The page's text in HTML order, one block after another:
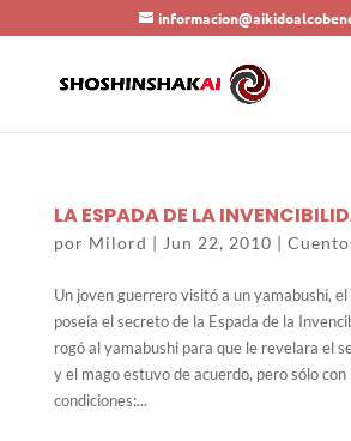
LA ESPADA DE LA
por Milord | Jun 22, 2010 |
Un joven guerrero visitó a un yamabushi,
poseía el secreto de la Espada de la
rogó al yamabushi para que le revelara el
y el mago estuvo de acuerdo, pero sólo con
condiciones:...